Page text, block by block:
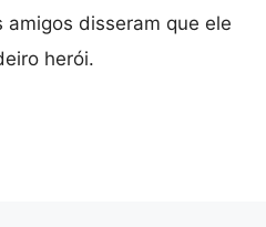
disseram que ele
herói.